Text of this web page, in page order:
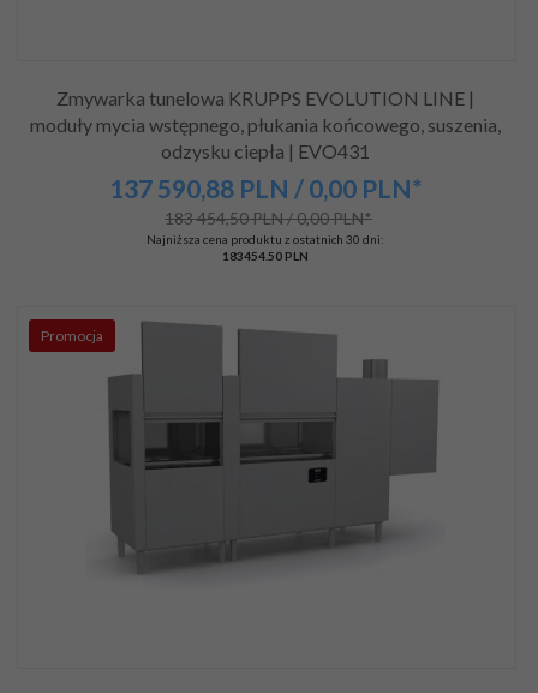
Zmywarka tunelowa KRUPPS EVOLUTION LINE |
moduły mycia wstępnego, płukania końcowego, suszenia,
odzysku ciepła | EVO431
137 590,88PLN / 0,00 PLN*
183 454,50 PLN / 0,00 PLN*
Najniższa cena produktu z ostatnich 30 dni:
183454.50 PLN
Promocja